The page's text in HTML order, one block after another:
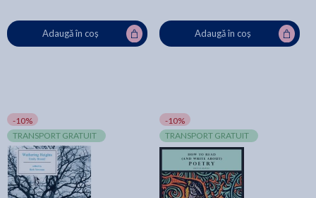
Adaugă în coș Adaugă în coș
-10%
TRANSPORT GRATUIT
-10%
TRANSPORT GRATUIT